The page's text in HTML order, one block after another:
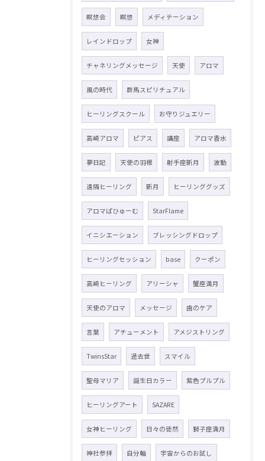
瞑想会 瞑想 メディテーション
レインドロップ 女神
チャネリングメッセージ 天使 アロマ
風の時代 群馬スピリチュアル
ヒーリングスクール お守りジュエリー
高崎アロマ ピアス 講座 アロマ香水
夢日記 天使の羽根 射手座新月 波動
遠隔ヒーリング 新月 ヒーリンググッズ
アロマぱひゅーむ StarFlame
イニシエーション ブレッシングドロップ
ヒーリングセッション base クーポン
高崎ヒーリング アリーシャ 蟹座満月
天使のアロマ メッセージ 歯のケア
言葉 アチューメント アメジストリング
TwinsStar 過去世 スマイル
聖母マリア 誕生日カラー 紫色プルプル
ヒーリングアート SAZARE
女神ヒーリング 日々の徒然 獅子座満月
神社参拝 自分軸 宇宙からのお試し